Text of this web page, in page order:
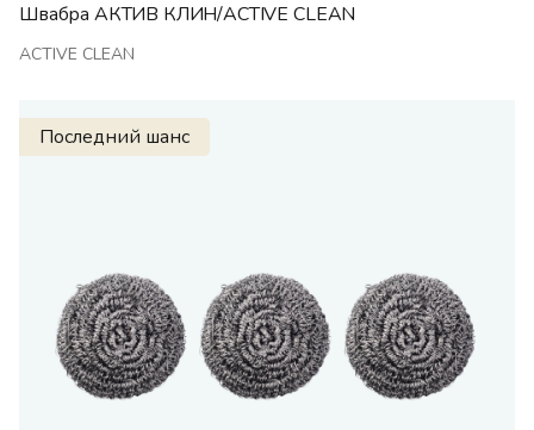
Швабра АКТИВ КЛИН/ACTIVE CLEAN
ACTIVE CLEAN
Последний шанс